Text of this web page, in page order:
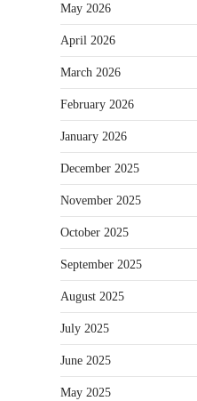
May 2026
April 2026
March 2026
February 2026
January 2026
December 2025
November 2025
October 2025
September 2025
August 2025
July 2025
June 2025
May 2025